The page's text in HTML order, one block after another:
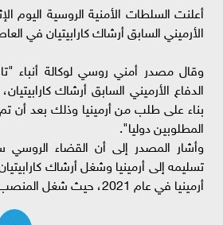
أعلنت السلطات الأمنية الروسية اليوم
الأرميني السابق أرشاك كارابيتيان في
وقال مصدر أمني روسي لوكالة أنباء
الدفاع الأرميني السابق أرشاك
بناء على طلب من أرمينيا وذلك بعد أن
المطلوبين دوليا".
وأشار المصدر إلى أن القضاء الروسي
تسليمه إلى أرمينيا وشغل أرشاك
أرمينيا في عام 2021، حيث شغل المنصب لعدة أشهر.